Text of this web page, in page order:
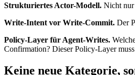
Strukturiertes Actor-Modell. Nicht
Write-Intent vor Write-Commit. Der
Policy-Layer für Agent-Writes.
Confirmation? Dieser Policy-Layer
Keine neue Kategorie,